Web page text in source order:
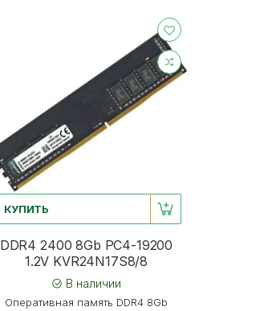
КУПИТЬ
DDR4 2400 8Gb PC4-19200
1.2V KVR24N17S8/8
В наличии
Оперативная память DDR4 8Gb